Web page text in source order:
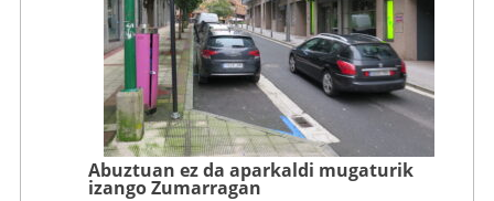
Abuztuan ez da aparkaldi mugaturik
izango Zumarragan